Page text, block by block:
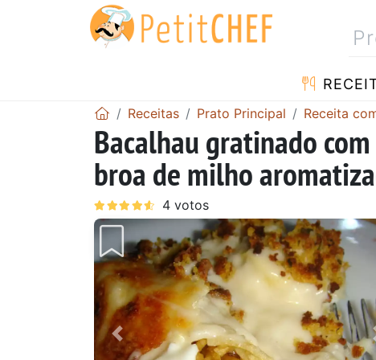
Receitas Prato Principal Receita
Bacalhau gratinado
broa de milho
Anterior